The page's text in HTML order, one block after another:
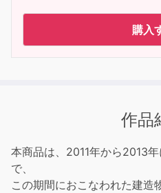
購入
作品
本商品は、2011年から2013
で、
この期間におこなわれた建造